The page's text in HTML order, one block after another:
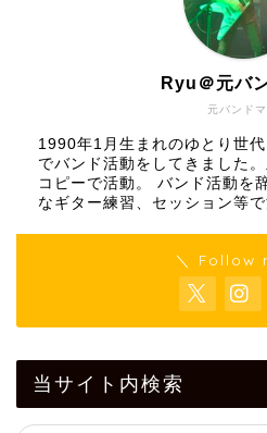
元バンドマ
Ryu＠元バ
1990年1月生まれのゆとり世
でバンド活動をしてきました
コピーで活動。 バンド活動を
なギター練習、セッション等で
＼ Follow
当サイト内検索